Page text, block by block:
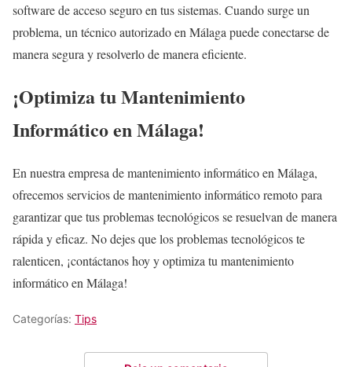
software de acceso seguro en tus sistemas. Cuando surge un
problema, un técnico autorizado en Málaga puede conectarse de
manera segura y resolverlo de manera eficiente.
¡Optimiza tu Mantenimiento
Informático en Málaga!
En nuestra empresa de mantenimiento informático en Málaga,
ofrecemos servicios de mantenimiento informático remoto para
garantizar que tus problemas tecnológicos se resuelvan de manera
rápida y eficaz. No dejes que los problemas tecnológicos te
ralenticen, ¡contáctanos hoy y optimiza tu mantenimiento
informático en Málaga!
Categorías: Tips